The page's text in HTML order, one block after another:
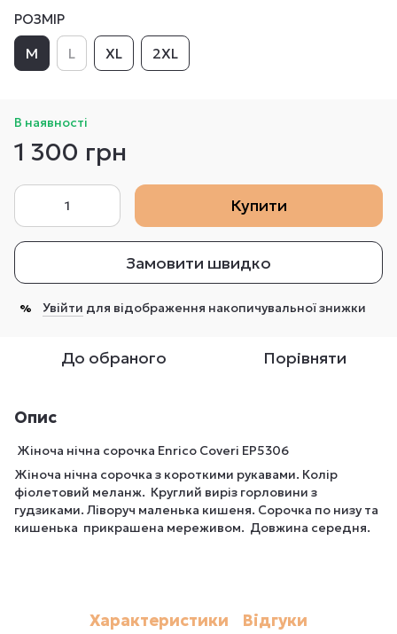
РОЗМІР
M L XL 2XL
В наявності
1 300 грн
Купити
Замовити швидко
% Увійти для відображення накопичувальної знижки
До обраного Порівняти
Опис
Жіноча нічна сорочка Enrico Coveri EP5306
Жіноча нічна сорочка з короткими рукавами. Колір
фіолетовий меланж. Круглий виріз горловини з
гудзиками. Ліворуч маленька кишеня. Сорочка по низу та
кишенька прикрашена мереживом. Довжина середня.
Характеристики Відгуки